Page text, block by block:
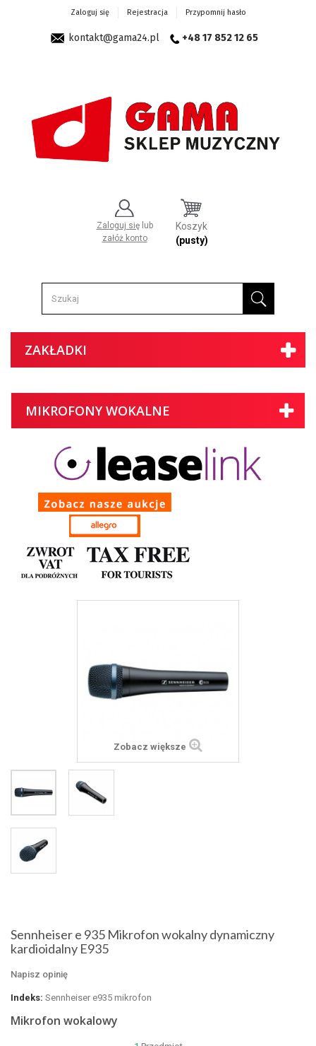
Zaloguj się Rejestracja Przypomnij hasło
kontakt@gama24.pl +48 17 852 12 65
Zaloguj się lub
załóż konto
Koszyk
(pusty)
ZAKŁADKI
MIKROFONY WOKALNE
Zobacz większe
Sennheiser e 935 Mikrofon wokalny dynamiczny
kardioidalny E935
Napisz opinię
Indeks: Sennheiser e935 mikrofon
Mikrofon wokalowy